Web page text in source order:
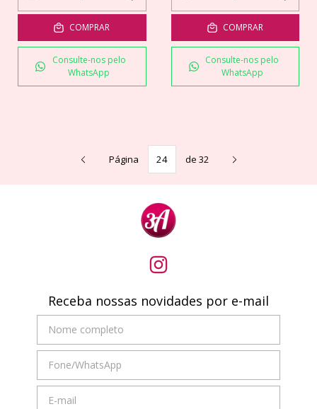
COMPRAR
Consulte-nos pelo
WhatsApp
COMPRAR
Consulte-nos pelo
WhatsApp
Página de 32
Receba nossas novidades por e-mail